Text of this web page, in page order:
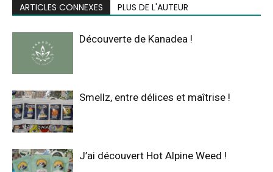
ARTICLES CONNEXES PLUS DE L'AUTEUR
Découverte de Kanadea !
Smellz, entre délices et maîtrise !
J’ai découvert Hot Alpine Weed !